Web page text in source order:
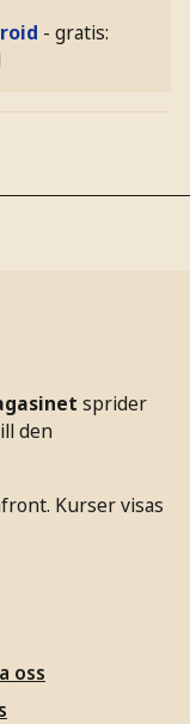
- gratis:
sprider
den
Kurser visas
oss